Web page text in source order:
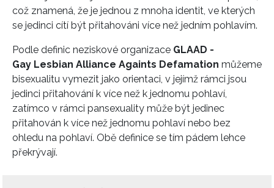
což znamená, že je jednou z mnoha identit, ve kterých
se jedinci cítí být přitahováni více než jedním pohlavím.
Podle definic neziskové organizace GLAAD -
Gay Lesbian Alliance Againts Defamation můžeme
bisexualitu vymezit jako orientaci, v jejímž rámci jsou
jedinci přitahování k více než k jednomu pohlaví,
zatímco v rámci pansexuality může být jedinec
přitahován k více než jednomu pohlaví nebo bez
ohledu na pohlaví. Obě definice se tím pádem lehce
překrývají.